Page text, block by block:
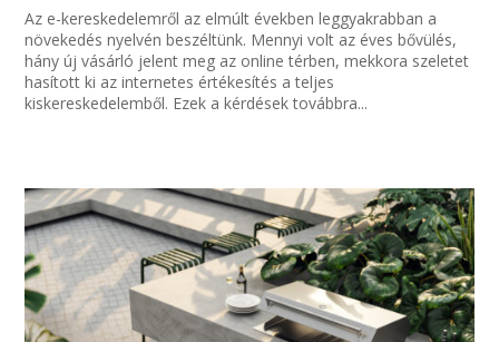
Az e-kereskedelemről az elmúlt években leggyakrabban a
növekedés nyelvén beszéltünk. Mennyi volt az éves bővülés,
hány új vásárló jelent meg az online térben, mekkora szeletet
hasított ki az internetes értékesítés a teljes
kiskereskedelemből. Ezek a kérdések továbbra...